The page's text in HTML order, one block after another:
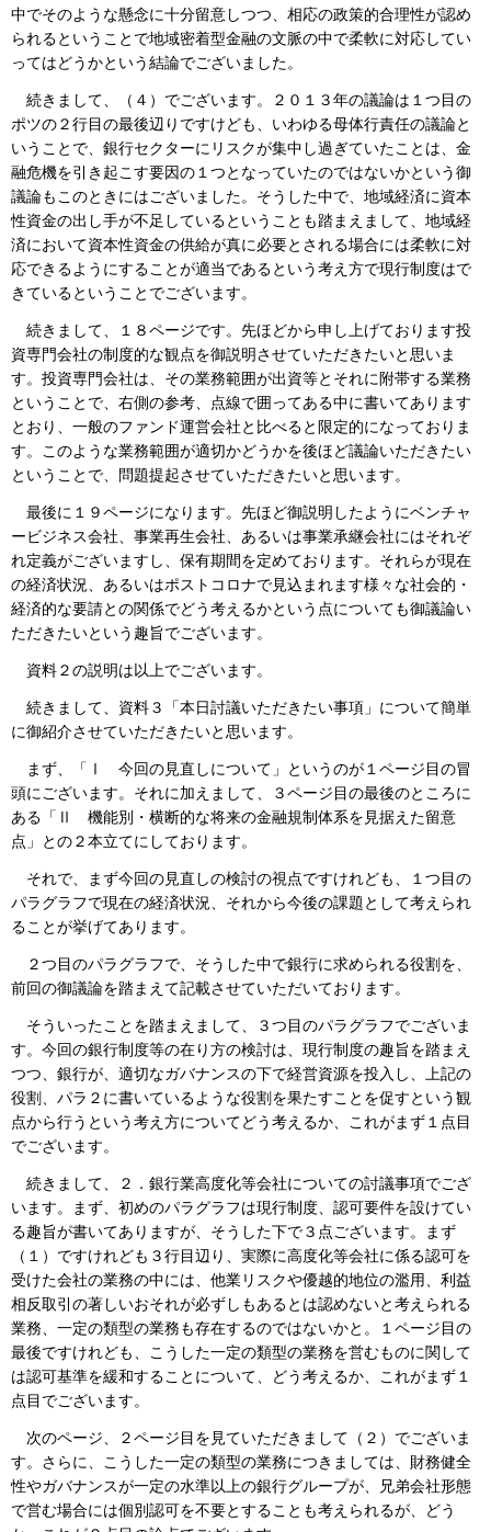
中でそのような懸念に十分留意しつつ、相応の政策的合理性が認め
られるということで地域密着型金融の文脈の中で柔軟に対応してい
ってはどうかという結論でございました。
続きまして、（４）でございます。２０１３年の議論は１つ目の
ポツの２行目の最後辺りですけども、いわゆる母体行責任の議論と
いうことで、銀行セクターにリスクが集中し過ぎていたことは、金
融危機を引き起こす要因の１つとなっていたのではないかという御
議論もこのときにはございました。そうした中で、地域経済に資本
性資金の出し手が不足しているということも踏まえまして、地域経
済において資本性資金の供給が真に必要とされる場合には柔軟に対
応できるようにすることが適当であるという考え方で現行制度はで
きているということでございます。
続きまして、１８ページです。先ほどから申し上げております投
資専門会社の制度的な観点を御説明させていただきたいと思いま
す。投資専門会社は、その業務範囲が出資等とそれに附帯する業務
ということで、右側の参考、点線で囲ってある中に書いてあります
とおり、一般のファンド運営会社と比べると限定的になっておりま
す。このような業務範囲が適切かどうかを後ほど議論いただきたい
ということで、問題提起させていただきたいと思います。
最後に１９ページになります。先ほど御説明したようにベンチャ
ービジネス会社、事業再生会社、あるいは事業承継会社にはそれぞ
れ定義がございますし、保有期間を定めております。それらが現在
の経済状況、あるいはポストコロナで見込まれます様々な社会的・
経済的な要請との関係でどう考えるかという点についても御議論い
ただきたいという趣旨でございます。
資料２の説明は以上でございます。
続きまして、資料３「本日討議いただきたい事項」について簡単
に御紹介させていただきたいと思います。
まず、「Ⅰ 今回の見直しについて」というのが１ページ目の冒
頭にございます。それに加えまして、３ページ目の最後のところに
ある「Ⅱ 機能別・横断的な将来の金融規制体系を見据えた留意
点」との２本立てにしております。
それで、まず今回の見直しの検討の視点ですけれども、１つ目の
パラグラフで現在の経済状況、それから今後の課題として考えられ
ることが挙げてあります。
２つ目のパラグラフで、そうした中で銀行に求められる役割を、
前回の御議論を踏まえて記載させていただいております。
そういったことを踏まえまして、３つ目のパラグラフでございま
す。今回の銀行制度等の在り方の検討は、現行制度の趣旨を踏まえ
つつ、銀行が、適切なガバナンスの下で経営資源を投入し、上記の
役割、パラ２に書いているような役割を果たすことを促すという観
点から行うという考え方についてどう考えるか、これがまず１点目
でございます。
続きまして、２．銀行業高度化等会社についての討議事項でござ
います。まず、初めのパラグラフは現行制度、認可要件を設けてい
る趣旨が書いてありますが、そうした下で３点ございます。まず
（１）ですけれども３行目辺り、実際に高度化等会社に係る認可を
受けた会社の業務の中には、他業リスクや優越的地位の濫用、利益
相反取引の著しいおそれが必ずしもあるとは認めないと考えられる
業務、一定の類型の業務も存在するのではないかと。１ページ目の
最後ですけれども、こうした一定の類型の業務を営むものに関して
は認可基準を緩和することについて、どう考えるか、これがまず１
点目でございます。
次のページ、２ページ目を見ていただきまして（２）でございま
す。さらに、こうした一定の類型の業務につきましては、財務健全
性やガバナンスが一定の水準以上の銀行グループが、兄弟会社形態
で営む場合には個別認可を不要とすることも考えられるが、どう